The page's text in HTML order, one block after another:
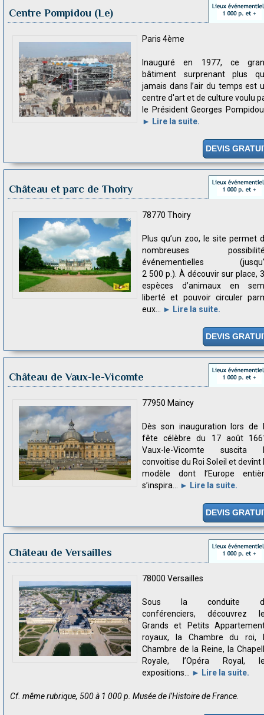
Centre Pompidou (Le)
Paris 4ème
Inauguré en 1977, ce
bâtiment surprenant plus
jamais dans l’air du temps est
centre d'art et de culture voulu
le Président Georges
► Lire la suite.
DEVIS
Château et parc de Thoiry
78770 Thoiry
Plus qu’un zoo, le site permet
nombreuses
événementielles
2 500 p.). À découvir sur place,
espèces d’animaux en
liberté et pouvoir circuler
eux...
► Lire la suite.
DEVIS
Château de Vaux-le-Vicomte
77950 Maincy
Dès son inauguration lors de
fête célèbre du 17 août
Vaux-le-Vicomte suscita
convoitise du Roi Soleil et devînt
modèle dont l’Europe
s’inspira...
► Lire la suite.
DEVIS
Château de Versailles
78000 Versailles
Sous la conduite
conférenciers, découvrez
Grands et Petits
royaux, la Chambre du roi,
Chambre de la Reine, la
Royale, l’Opéra Royal,
expositions... ► Lire la suite.
Cf. même rubrique, 500 à 1 000 p. Musée de l’Histoire de France.